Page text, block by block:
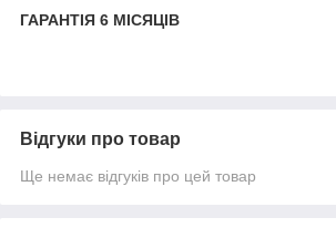
ГАРАНТІЯ 6 МІСЯЦІВ
Відгуки про товар
Ще немає відгуків про цей товар